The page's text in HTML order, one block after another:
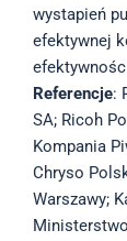
wystapień
efektywnej
Referencje:
SA; Ricoh
Kompania
Chryso
Warszawy;